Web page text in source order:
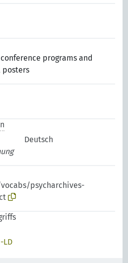
programs and
Deutsch
psycharchives-
LD